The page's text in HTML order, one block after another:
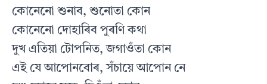
কোনেনো শুনাব, শুনোতা কোন
কোনেনো দোহাৰিব পুৰণি কথা
দুখ এতিয়া টোপনিত, জগাওঁতা কোন
এই যে আপোনবোৰ, সঁচায়ে আপোন নে